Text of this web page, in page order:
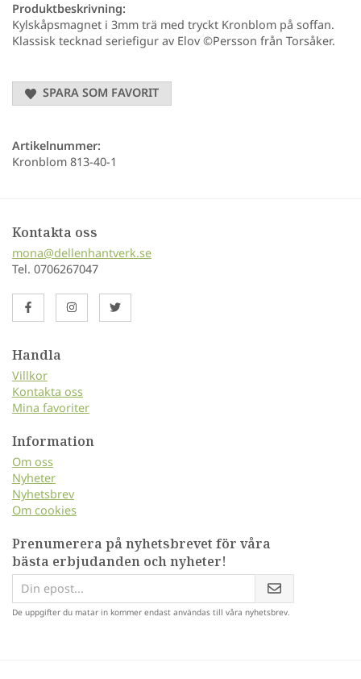
Produktbeskrivning:
Kylskåpsmagnet i 3mm trä med tryckt Kronblom på soffan.
Klassisk tecknad seriefigur av Elov ©Persson från Torsåker.
SPARA SOM FAVORIT
Artikelnummer:
Kronblom 813-40-1
Kontakta oss
mona@dellenhantverk.se
Tel. 0706267047
Handla
Villkor
Kontakta oss
Mina favoriter
Information
Om oss
Nyheter
Nyhetsbrev
Om cookies
Prenumerera på nyhetsbrevet för våra
bästa erbjudanden och nyheter!
De uppgifter du matar in kommer endast användas till våra nyhetsbrev.